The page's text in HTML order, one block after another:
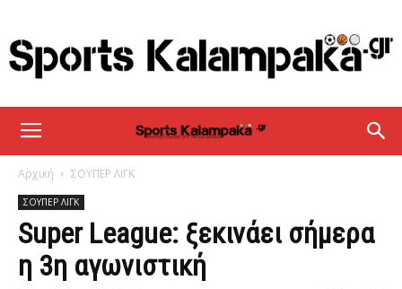
sportskalampaka
Αρχική ΣΟΥΠΕΡ ΛΙΓΚ
ΣΟΥΠΕΡ ΛΙΓΚ
Super League: ξεκινάει σήμερα
η 3η αγωνιστική